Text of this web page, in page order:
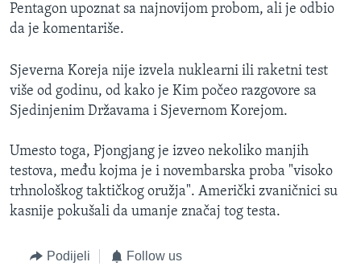
Pentagon upoznat sa najnovijom probom, ali je odbio
da je komentariše.
Sjeverna Koreja nije izvela nuklearni ili raketni test
više od godinu, od kako je Kim počeo razgovore sa
Sjedinjenim Državama i Sjevernom Korejom.
Umesto toga, Pjongjang je izveo nekoliko manjih
testova, među kojma je i novembarska proba "visoko
trhnološkog taktičkog oružja". Američki zvaničnici su
kasnije pokušali da umanje značaj tog testa.
Podijeli Follow us